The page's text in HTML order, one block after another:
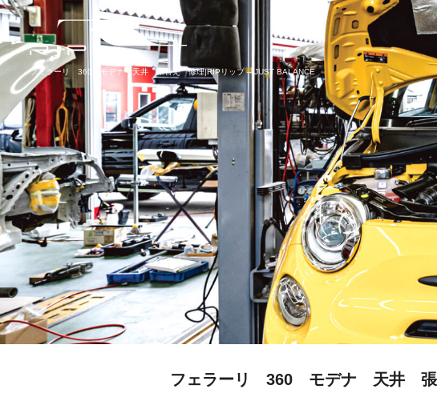
フェラーリ 360 モデナ 天井 張替え 修理|RIPリップ – JUST BALANCE
フェラーリ 360 モデナ 天井